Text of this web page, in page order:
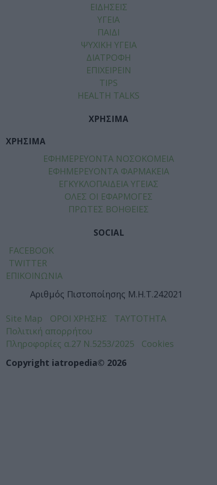
ΕΙΔΗΣΕΙΣ
ΥΓΕΙΑ
ΠΑΙΔΙ
ΨΥΧΙΚΗ ΥΓΕΙΑ
ΔΙΑΤΡΟΦΗ
ΕΠΙΧΕΙΡΕΙΝ
TIPS
HEALTH TALKS
ΧΡΗΣΙΜΑ
ΧΡΗΣΙΜΑ
ΕΦΗΜΕΡΕΥΟΝΤΑ ΝΟΣΟΚΟΜΕΙΑ
ΕΦΗΜΕΡΕΥΟΝΤΑ ΦΑΡΜΑΚΕΙΑ
ΕΓΚΥΚΛΟΠΑΙΔΕΙΑ ΥΓΕΙΑΣ
ΟΛΕΣ ΟΙ ΕΦΑΡΜΟΓΕΣ
ΠΡΩΤΕΣ ΒΟΗΘΕΙΕΣ
SOCIAL
FACEBOOK
TWITTER
ΕΠΙΚΟΙΝΩΝΙΑ
Αριθμός Πιστοποίησης Μ.Η.Τ.242021
Site Map ΟΡΟΙ ΧΡΗΣΗΣ
ΤΑΥΤΟΤΗΤΑ
Πολιτική απορρήτου
Πληροφορίες α.27 Ν.5253/2025
Cookies
Copyright iatropedia© 2026